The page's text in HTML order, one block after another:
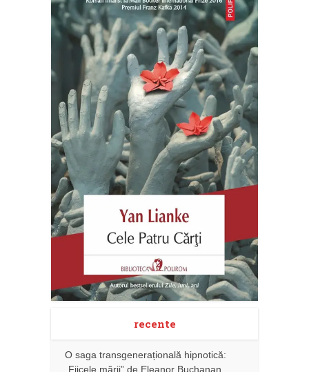
recente
O saga transgenerațională hipnotică:
„Fiicele mării” de Eleanor Buchanan